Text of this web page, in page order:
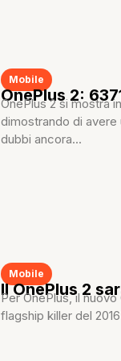
Mobile
OnePlus 2:
OnePlus 2 si mostra
dimostrando di
dubbi ancora...
Mobile
Il OnePlus 2
Per OnePlus, il
flagship killer del